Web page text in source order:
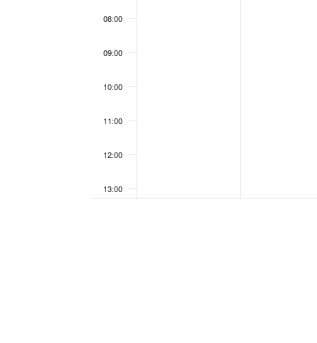
08:00
09:00
10:00
11:00
12:00
13:00